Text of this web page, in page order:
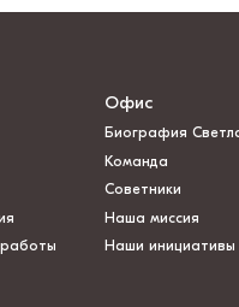
работы
Офис
Биография
Команда
Советники
Наша миссия
Наши инициативы